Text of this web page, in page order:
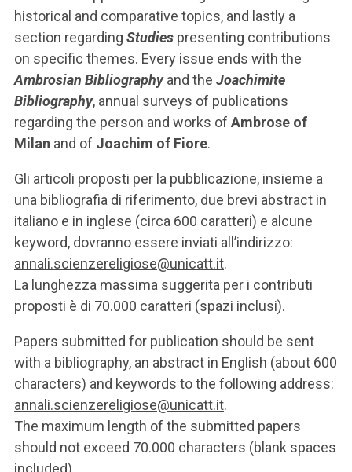
historical and comparative topics, and lastly a
section regarding Studies presenting contributions
on specific themes. Every issue ends with the
Ambrosian Bibliographyand the Joachimite
Bibliography, annual surveys of publications
regarding the person and works of Ambrose of
Milan and of Joachim of Fiore.
Gli articoli proposti per la pubblicazione, insieme a
una bibliografia di riferimento, due brevi abstract in
italiano e in inglese (circa 600 caratteri) e alcune
keyword, dovranno essere inviati all’indirizzo:
annali.scienzereligiose@unicatt.it.
La lunghezza massima suggerita per i contributi
proposti è di 70.000 caratteri (spazi inclusi).
Papers submitted for publication should be sent
with a bibliography, an abstract in English (about 600
characters) and keywords to the following address:
annali.scienzereligiose@unicatt.it.
The maximum length of the submitted papers
should not exceed 70.000 characters (blank spaces
included).